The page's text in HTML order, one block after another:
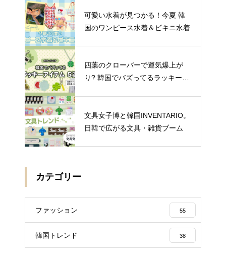
可愛い水着が見つかる！今夏 韓
国のワンピース水着＆ビキニ水着
四葉のクローバーで運気爆上が
り? 韓国でバズってるラッキーア
文具女子博と韓国INVENTARIO。
日韓で広がる文具・雑貨ブーム
カテゴリー
ファッション 55
韓国トレンド 38